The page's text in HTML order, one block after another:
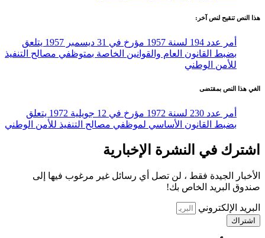
هذا النص تنقيح لنص آخر:
أمر عدد 194 لسنة 1957 مؤرخ في 31 ديسمبر 1957 يتلعق
بضبط القانون العام والقوانين الخاصة بمتوظفي مصالح التنفيذ
للأمن الوطني
الغي هذا النص بمقتضى
أمر عدد 230 لسنة 1972 مؤرخ في 12 جويلية 1972 يتعلق
بضبط القانون الأساسي لموظفي مصالح التنفيذ للأمن الوطني
اشترك في النشرة الإخبارية
الأخبار الجيدة فقط ، لن تصل أي رسائل غير مرغوب فيها إلى
صندوق البريد الخاص بك!
البريد الإلكتروني
اشتراك